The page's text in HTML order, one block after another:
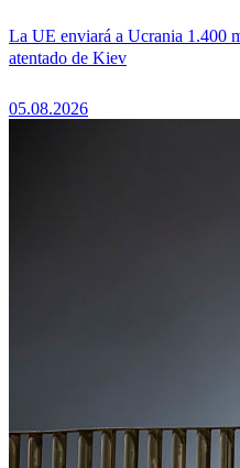
La UE enviará a Ucrania 1.400
atentado de Kiev
05.08.2026